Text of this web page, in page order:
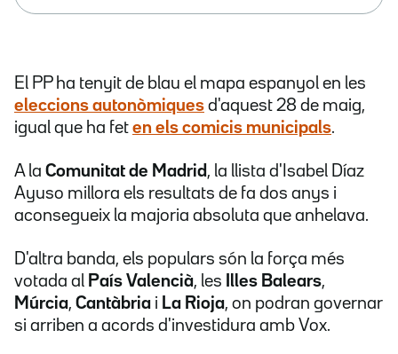
El PP ha tenyit de blau el mapa espanyol en les
eleccions autonòmiques d'aquest 28 de maig,
igual que ha fet en els comicis municipals.
A la Comunitat de Madrid , la llista d'Isabel Díaz
Ayuso millora els resultats de fa dos anys i
aconsegueix la majoria absoluta que anhelava.
D'altra banda, els populars són la força més
votada al País Valencià, les Illes Balears,
Múrcia, Cantàbria i La Rioja, on podran governar
si arriben a acords d'investidura amb Vox.